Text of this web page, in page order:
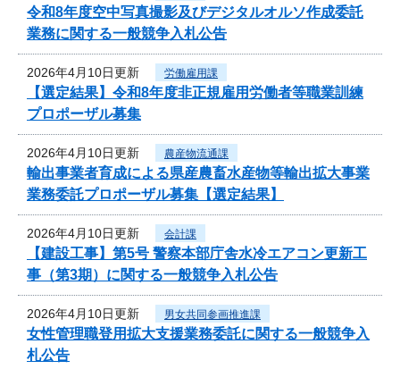
令和8年度空中写真撮影及びデジタルオルソ作成委託
業務に関する一般競争入札公告
2026年4月10日更新 労働雇用課
【選定結果】令和8年度非正規雇用労働者等職業訓練
プロポーザル募集
2026年4月10日更新 農産物流通課
輸出事業者育成による県産農畜水産物等輸出拡大事業
業務委託プロポーザル募集【選定結果】
2026年4月10日更新 会計課
【建設工事】第5号 警察本部庁舎水冷エアコン更新工
事（第3期）に関する一般競争入札公告
2026年4月10日更新 男女共同参画推進課
女性管理職登用拡大支援業務委託に関する一般競争入
札公告